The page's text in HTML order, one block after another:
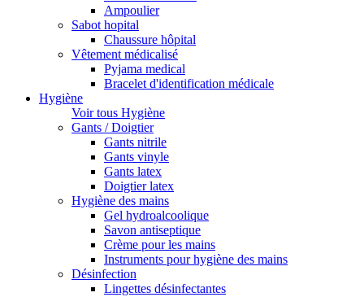
Ampoulier
Sabot hopital
Chaussure hôpital
Vêtement médicalisé
Pyjama medical
Bracelet d'identification médicale
Hygiène
Voir tous Hygiène
Gants / Doigtier
Gants nitrile
Gants vinyle
Gants latex
Doigtier latex
Hygiène des mains
Gel hydroalcoolique
Savon antiseptique
Crème pour les mains
Instruments pour hygiène des mains
Désinfection
Lingettes désinfectantes